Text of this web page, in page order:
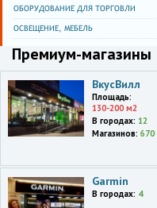
ОБОРУДОВАНИЕ ДЛЯ ТОРГОВЛИ
ОСВЕЩЕНИЕ, МЕБЕЛЬ
Премиум-магазины
ВкусВилл
Площадь:
130-200 м2
В городах: 12
Магазинов: 670
Garmin
В городах: 4